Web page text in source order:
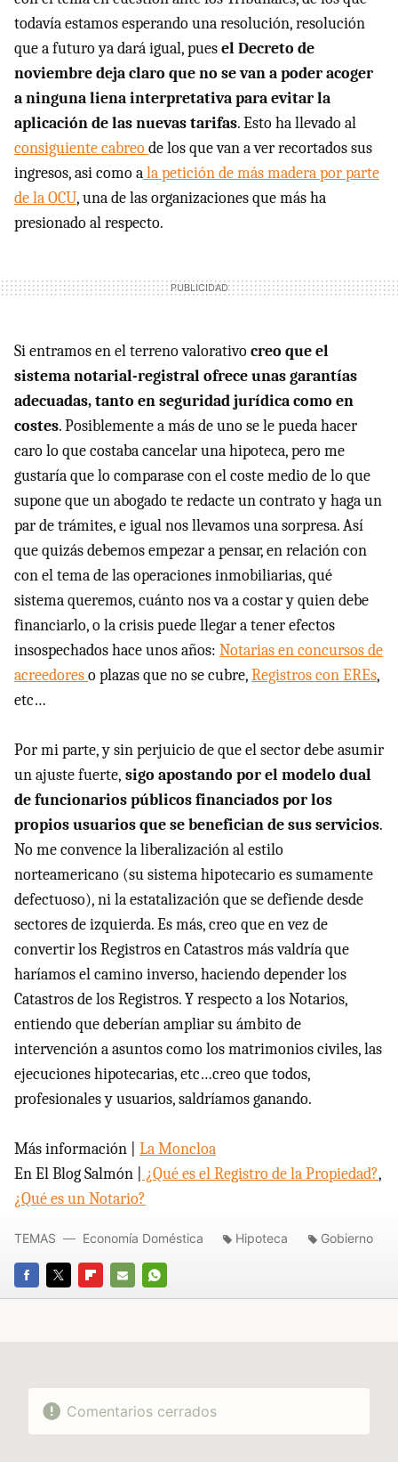
todavía estamos esperando una resolución, resolución
que a futuro ya dará igual, puesel Decreto de
noviembre deja claro que no se van a poder acoger
a ninguna liena interpretativa para evitar la
aplicación de las nuevas tarifas. Esto ha llevado al
consiguiente cabreode los que van a ver recortados sus
ingresos, asi como ala petición de más madera por parte
de la OCU, una de las organizaciones que más ha
presionado al respecto.
Si entramos en el terreno valorativocreo que el
sistema notarial-registral ofrece unas garantías
adecuadas, tanto en seguridad jurídica como en
costes. Posiblemente a más de uno se le pueda hacer
caro lo que costaba cancelar una hipoteca, pero me
gustaría que lo comparase con el coste medio de lo que
supone que un abogado te redacte un contrato y haga un
par de trámites, e igual nos llevamos una sorpresa. Así
que quizás debemos empezar a pensar, en relación con
con el tema de las operaciones inmobiliarias, qué
sistema queremos, cuánto nos va a costar y quien debe
financiarlo, o la crisis puede llegar a tener efectos
insospechados hace unos años: Notarias en concursos de
acreedoreso plazas que no se cubre,Registros con EREs,
etc…
Por mi parte, y sin perjuicio de que el sector debe asumir
un ajuste fuerte, sigo apostando por el modelo dual
de funcionarios públicos financiados por los
propios usuarios que se benefician de sus servicios.
No me convence la liberalización al estilo
norteamericano (su sistema hipotecario es sumamente
defectuoso), ni la estatalización que se defiende desde
sectores de izquierda. Es más, creo que en vez de
convertir los Registros en Catastros más valdría que
haríamos el camino inverso, haciendo depender los
Catastros de los Registros. Y respecto a los Notarios,
entiendo que deberían ampliar su ámbito de
intervención a asuntos como los matrimonios civiles, las
ejecuciones hipotecarias, etc…creo que todos,
profesionales y usuarios, saldríamos ganando.
Más información | La Moncloa
En El Blog Salmón |
¿Qué es el Registro de la Propiedad?,
¿Qué es un Notario?
FACEBOOK
TWITTERFLIPBOARD
E-
WHATSAPP
TEMAS Economía Doméstica Hipoteca Gobierno
Comentarios cerrados